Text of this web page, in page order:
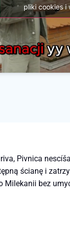
pliki cookies i
Pivnica
ścianę i
Milekanii bez